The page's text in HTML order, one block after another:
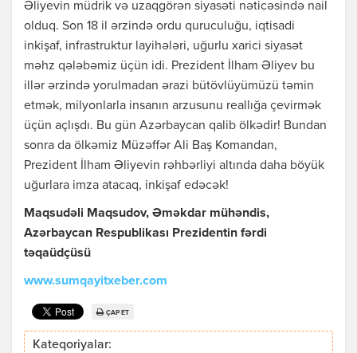
Əliyevin müdrik və uzaqgörən siyasəti nəticəsində nail
olduq. Son 18 il ərzində ordu quruculuğu, iqtisadi
inkişaf, infrastruktur layihələri, uğurlu xarici siyasət
məhz qələbəmiz üçün idi. Prezident İlham Əliyev bu
illər ərzində yorulmadan ərazi bütövlüyümüzü təmin
etmək, milyonlarla insanın arzusunu reallığa çevirmək
üçün açlışdı. Bu gün Azərbaycan qalib ölkədir! Bundan
sonra da ölkəmiz Müzəffər Ali Baş Komandan,
Prezident İlham Əliyevin rəhbərliyi altında daha böyük
uğurlara imza atacaq, inkişaf edəcək!
Maqsudəli Maqsudov, Əməkdar mühəndis,
Azərbaycan Respublikası Prezidentin fərdi
təqaüdçüsü
www.sumqayitxeber.com
ÇAP ET
Kateqoriyalar: